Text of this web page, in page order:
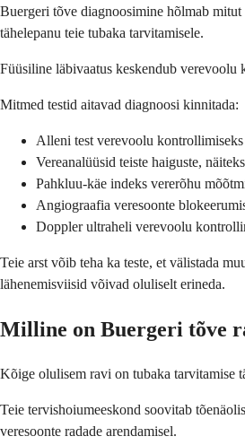
Buergeri tõve diagnoosimine hõlmab mitut
tähelepanu teie tubaka tarvitamisele.
Füüsiline läbivaatus keskendub verevoolu
Mitmed testid aitavad diagnoosi kinnitada:
Alleni test verevoolu kontrollimiseks
Vereanalüüsid teiste haiguste,
Pahkluu-käe indeks vererõhu
Angiograafia veresoonte
Doppler ultraheli verevoolu
Teie arst võib teha ka teste, et välistada
lähenemisviisid võivad oluliselt erineda.
Milline on Buergeri tõve
Kõige olulisem ravi on tubaka tarvitamise
Teie tervishoiumeeskond soovitab
veresoonte radade arendamisel.